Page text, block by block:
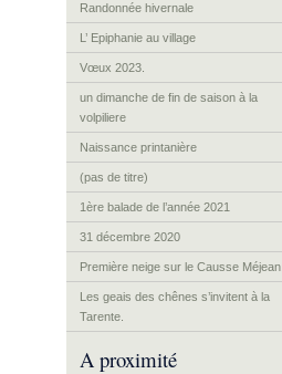
Randonnée hivernale
L’ Epiphanie au village
Vœux 2023.
un dimanche de fin de saison à la
volpiliere
Naissance printanière
(pas de titre)
1ère balade de l’année 2021
31 décembre 2020
Première neige sur le Causse Méjean.
Les geais des chênes s’invitent à la
Tarente.
A proximité